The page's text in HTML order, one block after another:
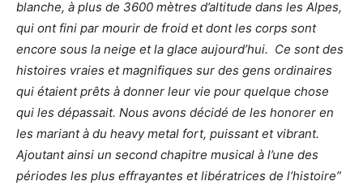
blanche, à plus de 3600 mètres d’altitude dans les Alpes,
qui ont fini par mourir de froid et dont les corps sont
encore sous la neige et la glace aujourd’hui. Ce sont des
histoires vraies et magnifiques sur des gens ordinaires
qui étaient prêts à donner leur vie pour quelque chose
qui les dépassait. Nous avons décidé de les honorer en
les mariant à du heavy metal fort, puissant et vibrant.
Ajoutant ainsi un second chapitre musical à l’une des
périodes les plus effrayantes et libératrices de l’histoire”